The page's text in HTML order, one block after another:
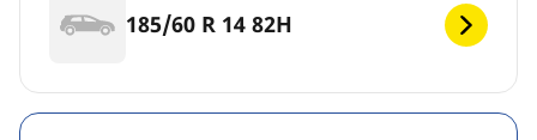
185/60 R 14 82H